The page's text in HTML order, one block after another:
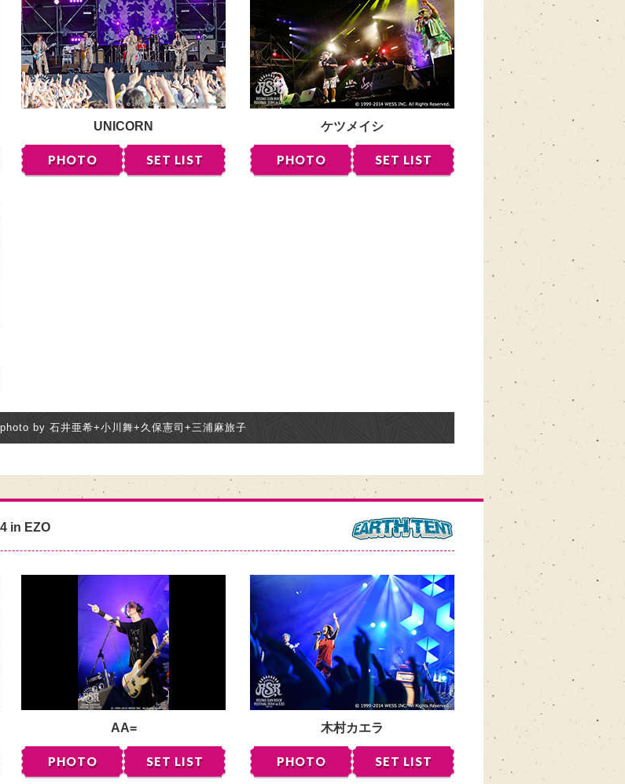
UNICORN
PHOTO SET LIST
ケツメイシ
PHOTO SET LIST
photo by 石井亜希+小川舞+久保憲司+三浦麻旅子
in EZO
AA=
PHOTO SET LIST
木村カエラ
PHOTO SET LIST